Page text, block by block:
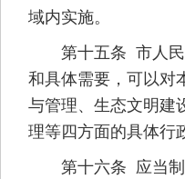
域内实施。
第十五条 市人民
和具体需要，可以对
与管理、生态文明建
理等四方面的具体行
第十六条 应当制